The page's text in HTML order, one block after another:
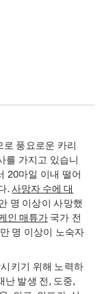
풍요로운 카리
를 가지고 있습니
20마일 이내 떨어
.사망자 수에 대
명 이상이 사망했
인 매튜가국가 전
명 이상이 노숙자
키기 위해 노력하
난 발생 전, 도중,